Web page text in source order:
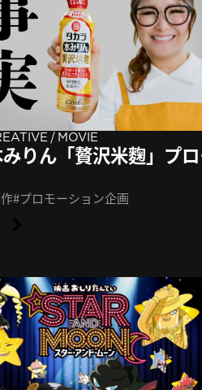
/MOVIE
りん「贅沢米麴」プ
プロモーション企画